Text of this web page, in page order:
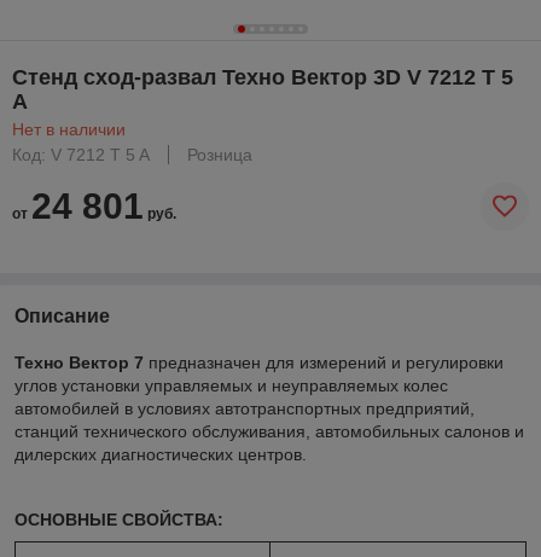
Стенд сход-развал Техно Вектор 3D V 7212 T 5
A
Нет в наличии
Код: V 7212 T 5 A
Розница
от 24 801 руб.
Описание
Техно Вектор 7 предназначен для измерений и регулировки
углов установки управляемых и неуправляемых колес
автомобилей в условиях автотранспортных предприятий,
станций технического обслуживания, автомобильных салонов и
дилерских диагностических центров.
ОСНОВНЫЕ СВОЙСТВА: